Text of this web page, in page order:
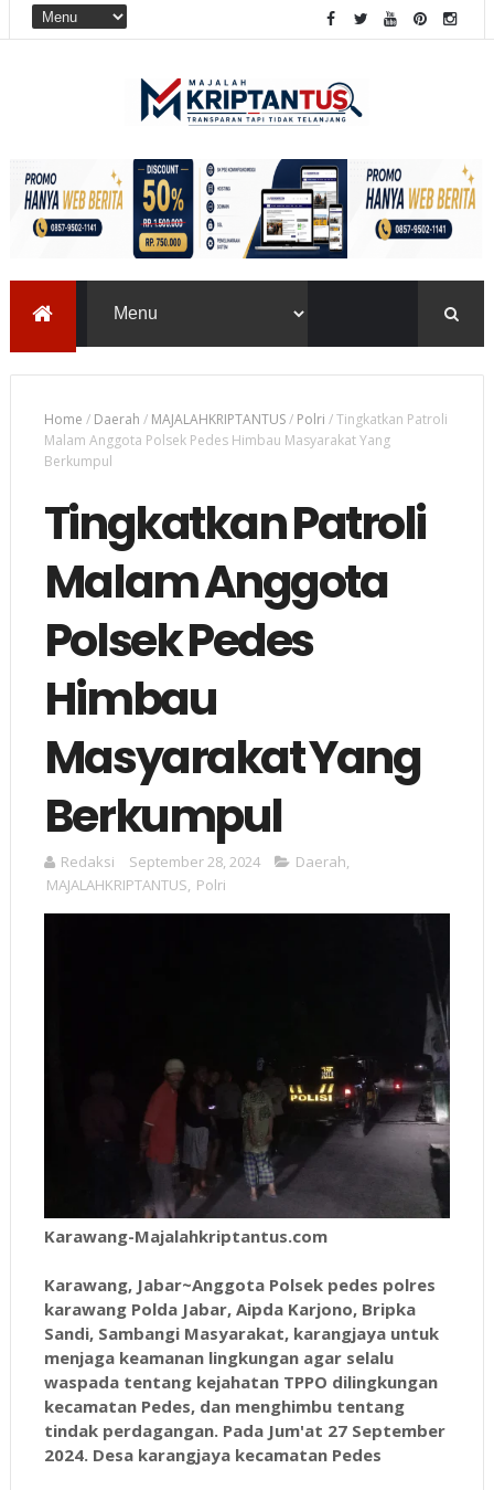
Home / Daerah / MAJALAHKRIPTANTUS/ Polri /Tingkatkan Patroli
Malam Anggota Polsek Pedes Himbau Masyarakat Yang
Berkumpul
Tingkatkan Patroli
Malam Anggota
Polsek Pedes
Himbau
Masyarakat Yang
Berkumpul
Redaksi September 28, 2024 Daerah,
MAJALAHKRIPTANTUS, Polri
Karawang-Majalahkriptantus.com
Karawang, Jabar~Anggota Polsek pedes polres
karawang Polda Jabar, Aipda Karjono, Bripka
Sandi, Sambangi Masyarakat, karangjaya untuk
menjaga keamanan lingkungan agar selalu
waspada tentang kejahatan TPPO dilingkungan
kecamatan Pedes, dan menghimbu tentang
tindak perdagangan. Pada Jum'at 27 September
2024. Desa karangjaya kecamatan Pedes